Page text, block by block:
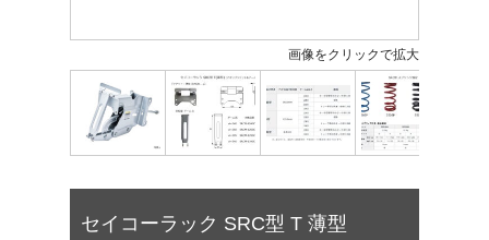
画像をクリックで拡大
セイコーラック SRC型 T 薄型